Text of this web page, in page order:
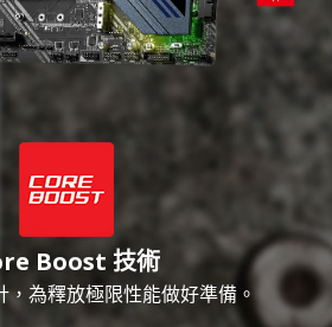
Boost 技術
，為釋放極限性能做好準備。